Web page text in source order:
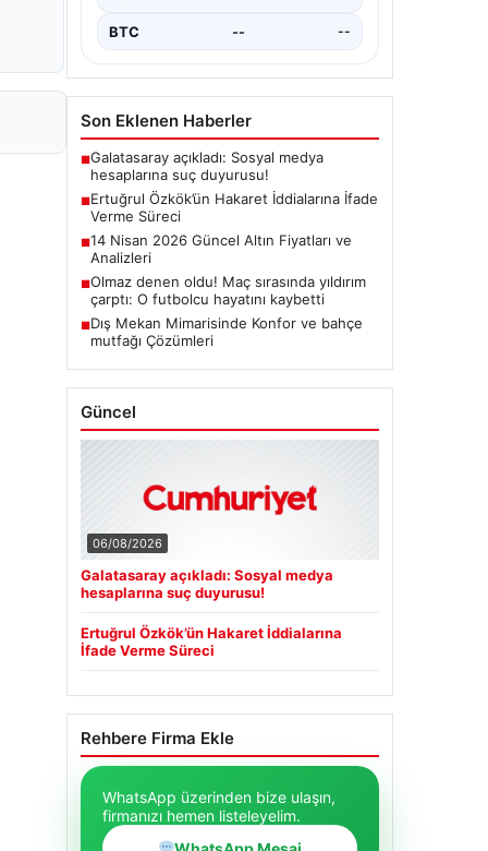
BTC -- --
Son Eklenen Haberler
■Galatasaray açıkladı: Sosyal medya
hesaplarına suç duyurusu!
■Ertuğrul Özkök’ün Hakaret İddialarına İfade
Verme Süreci
■14 Nisan 2026 Güncel Altın Fiyatları ve
Analizleri
■Olmaz denen oldu! Maç sırasında yıldırım
çarptı: O futbolcu hayatını kaybetti
■Dış Mekan Mimarisinde Konfor ve bahçe
mutfağı Çözümleri
Güncel
06/08/2026
Galatasaray açıkladı: Sosyal medya
hesaplarına suç duyurusu!
Ertuğrul Özkök’ün Hakaret İddialarına
İfade Verme Süreci
Rehbere Firma Ekle
WhatsApp üzerinden bize ulaşın,
firmanızı hemen listeleyelim.